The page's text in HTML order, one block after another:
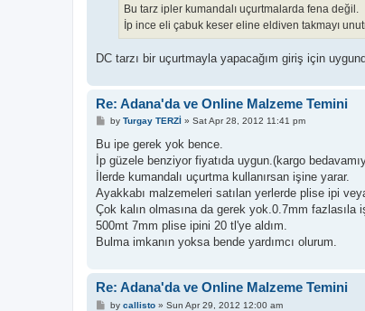
Bu tarz ipler kumandalı uçurtmalarda fena değil.
İp ince eli çabuk keser eline eldiven takmayı
DC tarzı bir uçurtmayla yapacağım giriş için
Re: Adana'da ve Online Malzeme Temini
P
s
by Turgay TERZİ» Sat Apr 28, 2012 11:41 pm
Bu ipe gerek yok bence.
İp güzele benziyor fiyatıda uygun.(kargo
İlerde kumandalı uçurtma kullanırsan işine yarar.
Ayakkabı malzemeleri satılan yerlerde plise ipi
Çok kalın olmasına da gerek yok.0.7mm fazlasıla
500mt 7mm plise ipini 20 tl'ye aldım.
Bulma imkanın yoksa bende yardımcı olurum.
Re: Adana'da ve Online Malzeme Temini
Pby callisto» Sun Apr 29, 2012 12:00 am